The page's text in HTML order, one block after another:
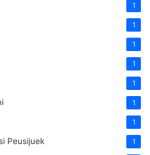
1
1
1
1
1
1
1
Peusijuek 1